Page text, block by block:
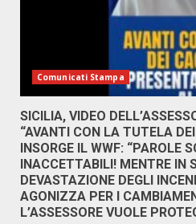
Comunicati Stampa
SICILIA, VIDEO
“AVANTI CON LA TUTELA
INSORGE IL WWF: “PAROLE
INACCETTABILI! MENTRE IN
DEVASTAZIONE DEGLI
AGONIZZA PER I
L’ASSESSORE VUOLE